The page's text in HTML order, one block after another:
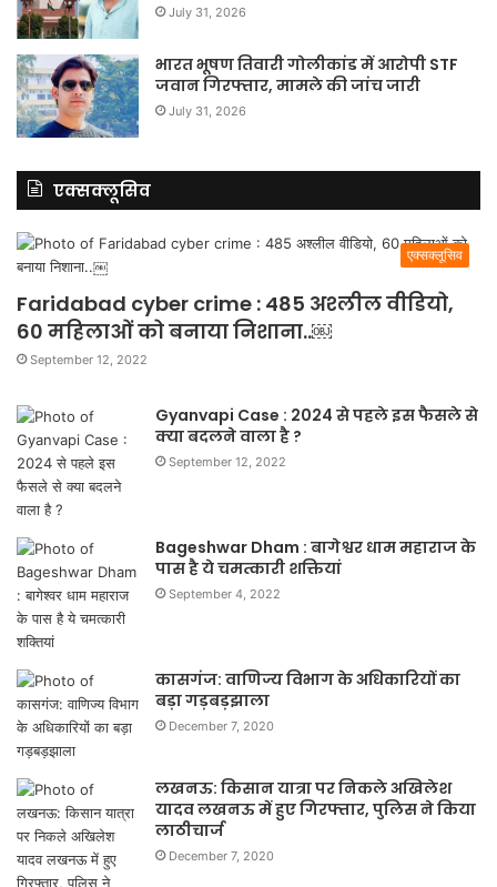
July 31, 2026
भारत भूषण तिवारी गोलीकांड में आरोपी STF
जवान गिरफ्तार, मामले की जांच जारी
July 31, 2026
एक्सक्लूसिव
एक्सक्लूसिव
Faridabad cyber crime : 485 अश्लील वीडियो,
60 महिलाओं को बनाया निशाना..￼
September 12, 2022
Gyanvapi Case : 2024 से पहले इस फैसले से
क्या बदलने वाला है ?
September 12, 2022
Bageshwar Dham : बागेश्वर धाम महाराज के
पास है ये चमत्कारी शक्तियां
September 4, 2022
कासगंज: वाणिज्य विभाग के अधिकारियों का
बड़ा गड़बड़झाला
December 7, 2020
लखनऊ: किसान यात्रा पर निकले अखिलेश
यादव लखनऊ में हुए गिरफ्तार, पुलिस ने किया
लाठीचार्ज
December 7, 2020